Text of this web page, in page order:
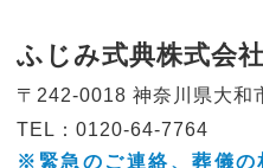
ふじみ式典株式会社
〒242-0018 神奈川県大和
TEL：0120-64-7764
※緊急のご連絡、葬儀の